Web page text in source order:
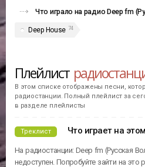
Что играло на радио Deep fm
Deep House 74
Плейлист
В этом списке отображены песни,
радиостанции. Полный плейлист за
в разделе плейлисты
Треклист Что играет на
На радиостанции: Deep fm (Русская
недоступен. Попробуйте зайти на это